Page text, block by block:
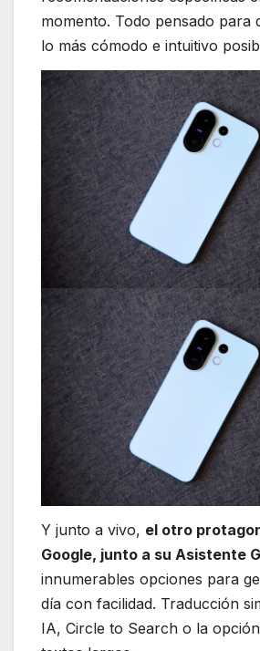
momento. Todo pensado para
lo más cómodo e intuitivo
Y junto a vivo, el otro
Google, junto a su Asistente
innumerables opciones para
día con facilidad. Traducción
IA, Circle to Search o la